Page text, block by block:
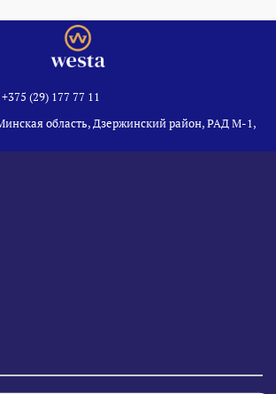
+375 (29) 177 77 11
область, Дзержинский район, РАД М-1,